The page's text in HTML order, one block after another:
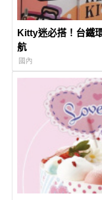
Kitty迷必搭！台鐵
航
國內